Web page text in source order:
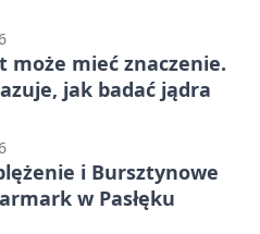
może mieć znaczenie.
jak badać jądra
i Bursztynowe
w Pasłęku